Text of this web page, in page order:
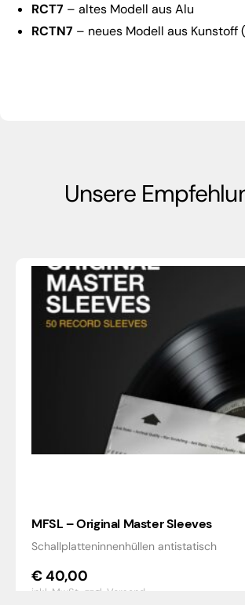
RCT7 – altes Modell aus Alu
RCTN7 – neues Modell aus Kunstoff
Unsere
MFSL – Original Master Sleeves
Schallplatteninnenhüllen antistatisch
€40,00
inkl. MwSt., zzgl. Versand